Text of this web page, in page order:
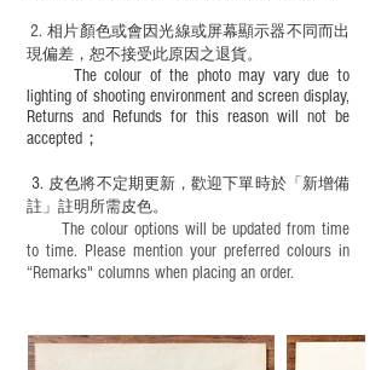
​2.相片顏色或會因光線或屏幕顯示器不同而出
現偏差，恕不接受此原因之退貨。
The colour of the photo may vary due to
lighting of shooting environment and screen display,
Returns and Refunds for this reason will not be
accepted；
3. 皮色將不定期更新，歡迎下單時於「新增備
註」註明 所需皮色。
The colour options will be updated from time
to time. Please mention your preferred colours in
“Remarks" columns when placing an order.